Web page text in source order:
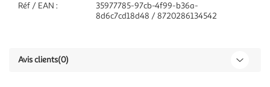
Réf / EAN :
35977785-97cb-4f99-b36a-
8d6c7cd18d48 / 8720286134542
Avis clients(0)